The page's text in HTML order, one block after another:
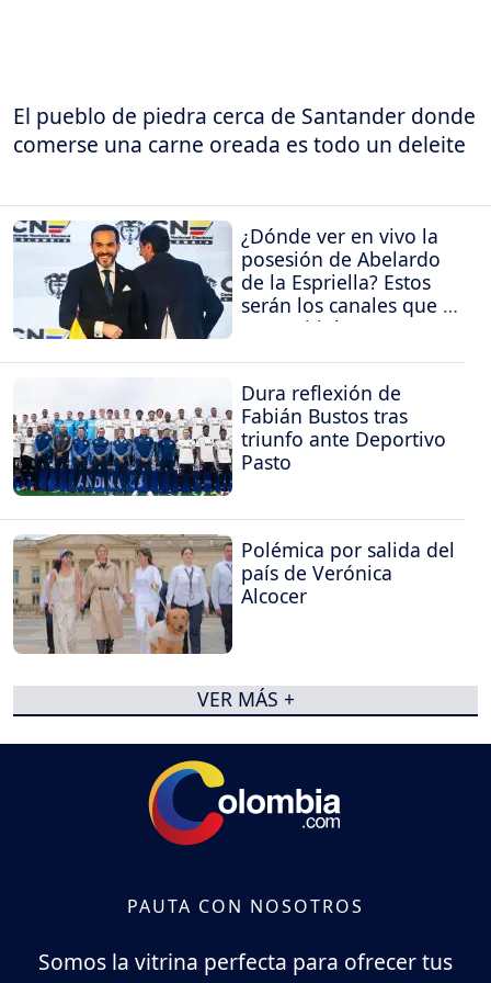
El pueblo de piedra cerca de Santander donde
comerse una carne oreada es todo un deleite
¿Dónde ver en vivo la
posesión de Abelardo
de la Espriella? Estos
serán los canales que la
transmitirán
Dura reflexión de
Fabián Bustos tras
triunfo ante Deportivo
Pasto
Polémica por salida del
país de Verónica
Alcocer
VER MÁS +
PAUTA CON NOSOTROS
Somos la vitrina perfecta para ofrecer tus